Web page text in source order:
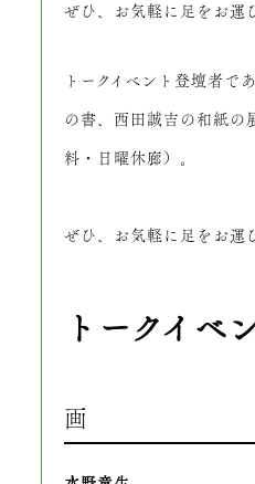
ぜひ、お気軽に足をお運
トークイベント登壇者で
の書、西田誠吉の和紙の
料・日曜休廊）。
ぜひ、お気軽に足をお運
トークイベ
画